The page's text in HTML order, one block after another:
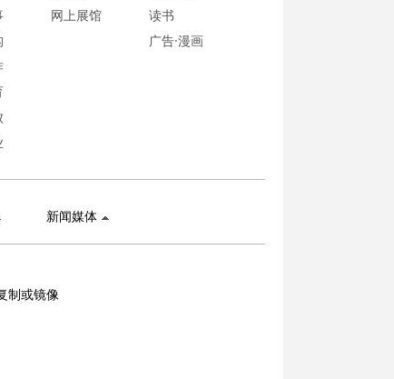
网上展馆
读书
广告·漫画
新闻媒体
制或镜像